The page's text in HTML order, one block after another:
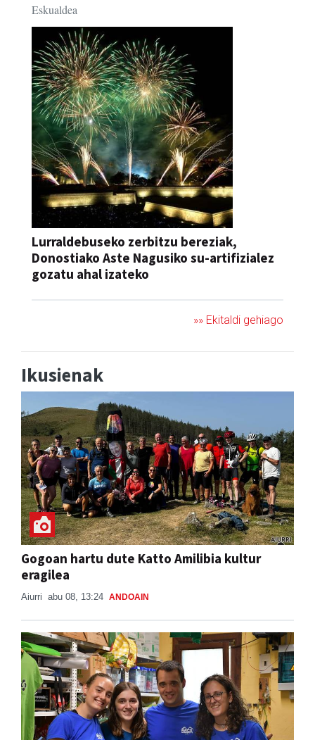
Eskualdea
Lurraldebuseko zerbitzu bereziak,
Donostiako Aste Nagusiko su-artifizialez
gozatu ahal izateko
»» Ekitaldi gehiago
Ikusienak
Gogoan hartu dute Katto Amilibia kultur
eragilea
Aiurri abu 08, 13:24 ANDOAIN